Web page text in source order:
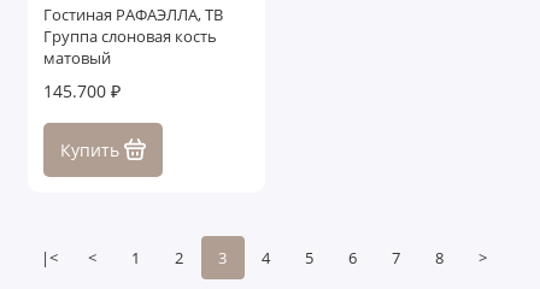
Гостиная РАФАЭЛЛА, ТВ
Группа слоновая кость
матовый
145.700 ₽
Купить
|< < 1 2 3 4 5 6 7 8 >